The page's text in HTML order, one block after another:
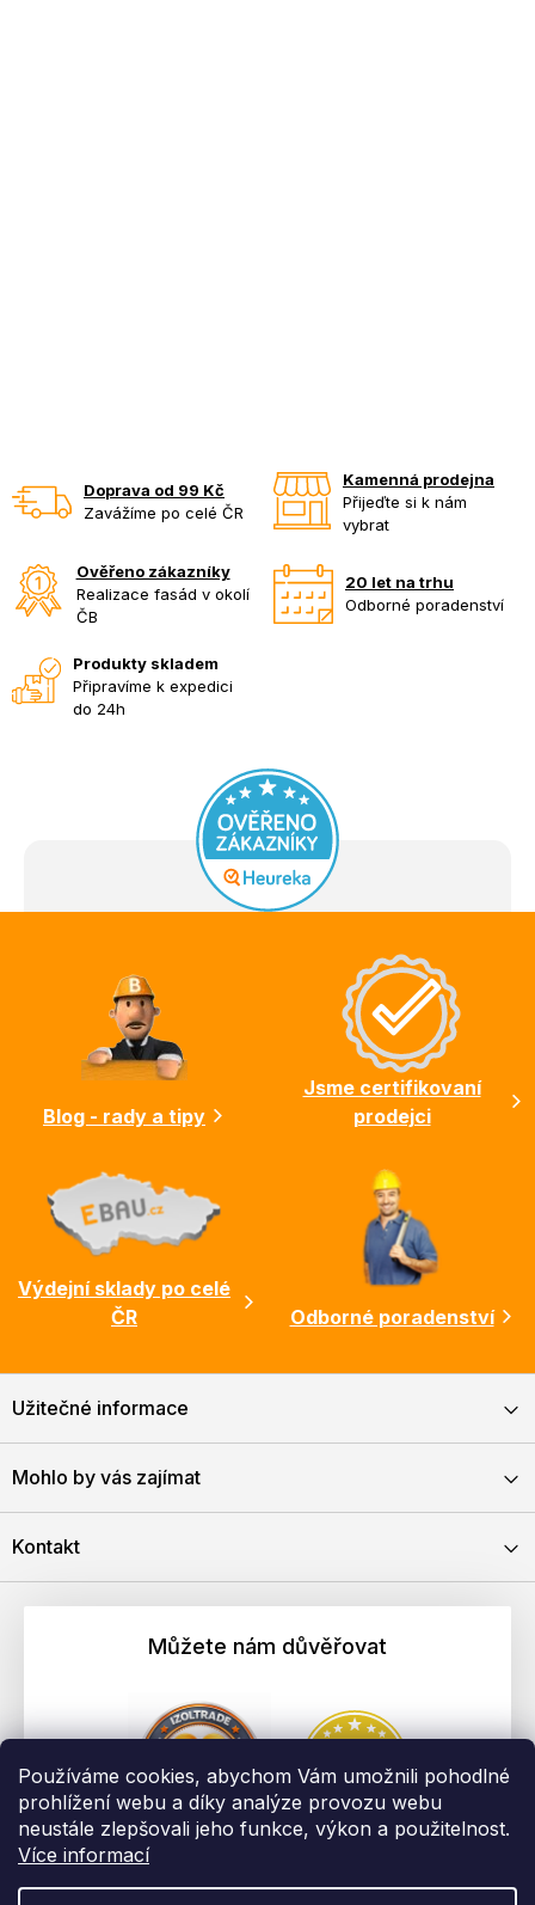
Používáme cookies, abychom Vám umožnili pohodlné
prohlížení webu a díky analýze provozu webu
neustále zlepšovali jeho funkce, výkon a použitelnost.
Více informací
Doprava od 99 Kč
Zavážíme po celé ČR
Kamenná prodejna
Přijeďte si k nám
vybrat
Ověřeno zákazníky
Realizace fasád v okolí
ČB
20 let na trhu
Odborné poradenství
Produkty skladem
Připravíme k expedici
do 24h
Blog - rady a tipy
Jsme certifikovaní
prodejci
Výdejní sklady po celé
ČR
Odborné poradenství
Užitečné informace
Mohlo by vás zajímat
Kontakt
Můžete nám důvěřovat